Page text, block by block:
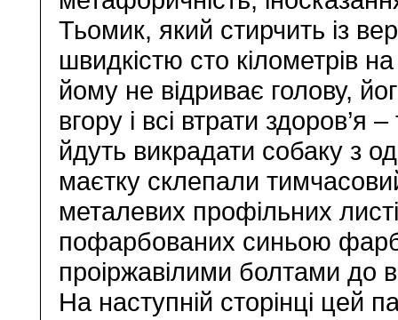
Тьомик, який стирчить із
швидкістю сто кілометрів
йому не відриває голову,
вгору і всі втрати
йдуть викрадати собаку з
маєтку склепали
металевих профільних
пофарбованих синьою
проіржавілими болтами до
На наступній сторінці цей